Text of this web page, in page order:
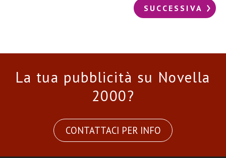
SUCCESSIVA
La tua pubblicità su Novella
2000?
CONTATTACI PER INFO